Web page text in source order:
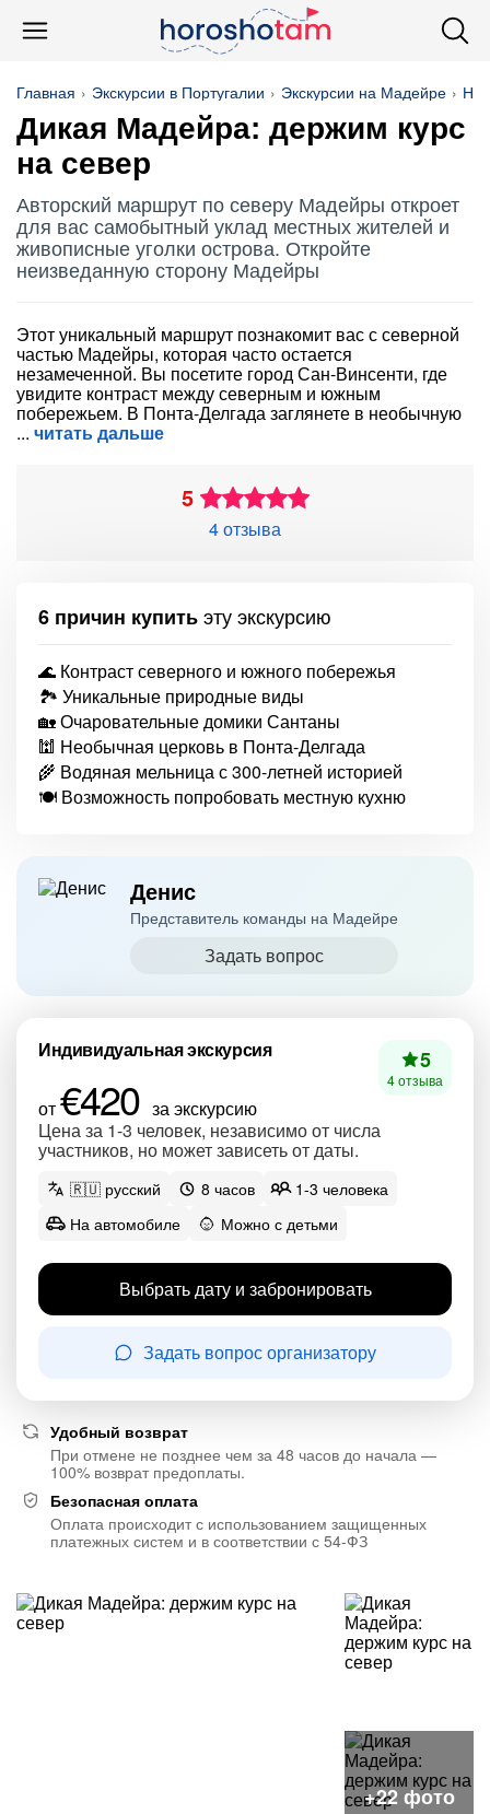
Главная Экскурсии в Португалии Экскурсии на Мадейре На
Дикая Мадейра: держим курс
на север
Авторский маршрут по северу Мадейры откроет
для вас самобытный уклад местных жителей и
живописные уголки острова. Откройте
неизведанную сторону Мадейры
Этот уникальный маршрут познакомит вас с северной
частью Мадейры, которая часто остается
незамеченной. Вы посетите город Сан-Винсенти, где
увидите контраст между северным и южным
побережьем. В Понта-Делгада заглянете в необычную
читать дальше
5
4 отзыва
6 причин купитьэту экскурсию
🌊 Контраст северного и южного побережья
🏞️ Уникальные природные виды
🏡 Очаровательные домики Сантаны
🕍 Необычная церковь в Понта-Делгада
🌾 Водяная мельница с 300-летней историей
🍽️ Возможность попробовать местную кухню
Денис
Представитель команды на Мадейре
Задать вопрос
Индивидуальная экскурсия
от€420 за экскурсию
Цена за 1-3 человек, независимо от числа
участников, но может зависеть от даты.
5
4 отзыва
🇷🇺 русский 8 часов
1-3 человека
На автомобиле
Можно с детьми
Выбрать дату и забронировать
Задать вопрос организатору
Удобный возврат
При отмене не позднее чем за 48 часов до начала —
100% возврат предоплаты.
Безопасная оплата
Оплата происходит с использованием защищенных
платежных систем и в соответствии с 54-ФЗ